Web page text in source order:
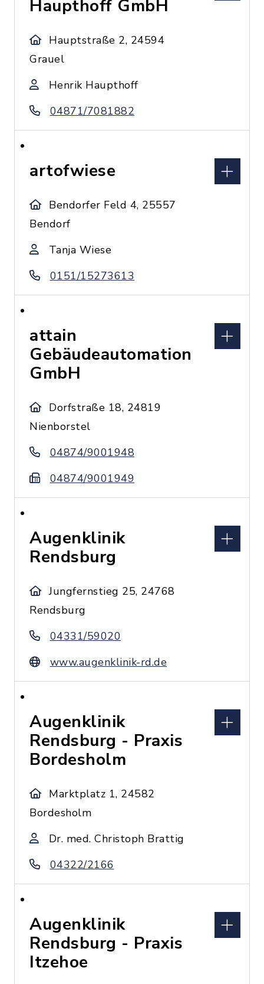
Haupthoff GmbH
Hauptstraße 2, 24594
Grauel
Henrik Haupthoff
04871/7081882
artofwiese
Bendorfer Feld 4, 25557
Bendorf
Tanja Wiese
0151/15273613
attain
Gebäudeautomation
GmbH
Dorfstraße 18, 24819
Nienborstel
04874/9001948
04874/9001949
Augenklinik
Rendsburg
Jungfernstieg 25, 24768
Rendsburg
04331/59020
www.augenklinik-rd.de
Augenklinik
Rendsburg - Praxis
Bordesholm
Marktplatz 1, 24582
Bordesholm
Dr. med. Christoph Brattig
04322/2166
Augenklinik
Rendsburg - Praxis
Itzehoe